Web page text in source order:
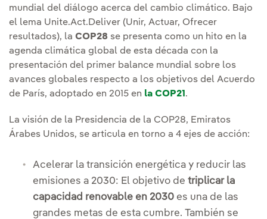
mundial del diálogo acerca del cambio climático. Bajo
el lema Unite.Act.Deliver (Unir, Actuar, Ofrecer
resultados), la COP28 se presenta como un hito en la
agenda climática global de esta década con la
presentación del primer balance mundial sobre los
avances globales respecto a los objetivos del Acuerdo
de París, adoptado en 2015 en la COP21.
La visión de la Presidencia de la COP28, Emiratos
Árabes Unidos, se articula en torno a 4 ejes de acción:
Acelerar la transición energética y reducir las
emisiones a 2030: El objetivo de triplicar la
capacidad renovable en 2030 es una de las
grandes metas de esta cumbre. También se